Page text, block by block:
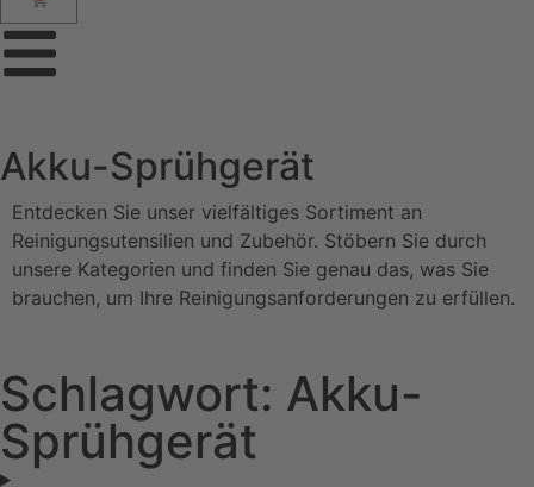
Akku-Sprühgerät
Entdecken Sie unser vielfältiges Sortiment an
Reinigungsutensilien und Zubehör. Stöbern Sie durch
unsere Kategorien und finden Sie genau das, was Sie
brauchen, um Ihre Reinigungsanforderungen zu erfüllen.
Schlagwort: Akku-
Sprühgerät